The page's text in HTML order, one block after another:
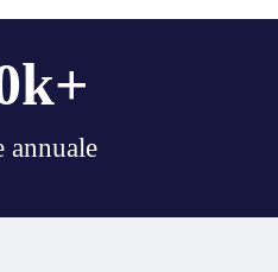
annuale
k+